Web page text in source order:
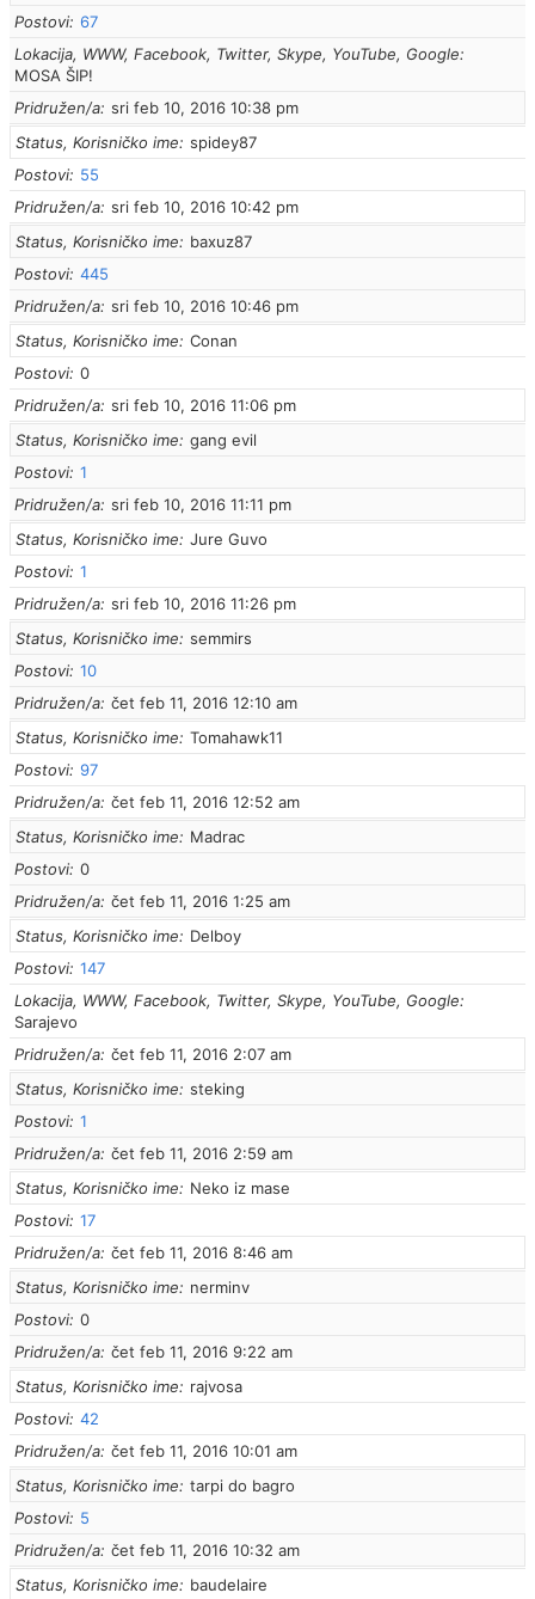
Postovi 67
Lokacija, WWW, Facebook, Twitter, Skype, YouTube, Google
MOSA ŠIP!
Pridružen/a sri feb 10, 2016 10:38 pm
Status, Korisničko ime
spidey87
Postovi
55
Pridružen/a sri feb 10, 2016 10:42 pm
Status, Korisničko ime
baxuz87
Postovi 445
Pridružen/a sri feb 10, 2016 10:46 pm
Status, Korisničko ime
Conan
Postovi 0
Pridružen/a sri feb 10, 2016 11:06 pm
Status, Korisničko ime
gang evil
Postovi 1
Pridružen/a sri feb 10, 2016 11:11 pm
Status, Korisničko ime
Jure Guvo
Postovi 1
Pridružen/a sri feb 10, 2016 11:26 pm
Status, Korisničko ime
semmirs
Postovi 10
Pridružen/a čet feb 11, 2016 12:10 am
Status, Korisničko ime
Tomahawk11
Postovi 97
Pridružen/a čet feb 11, 2016 12:52 am
Status, Korisničko ime
Madrac
Postovi 0
Pridružen/a čet feb 11, 2016 1:25 am
Status, Korisničko ime
Delboy
Postovi 147
Lokacija, WWW, Facebook, Twitter, Skype, YouTube, Google
Sarajevo
Pridružen/a čet feb 11, 2016 2:07 am
Status, Korisničko ime
steking
Postovi 1
Pridružen/a čet feb 11, 2016 2:59 am
Status, Korisničko ime
Neko iz mase
Postovi 17
Pridružen/a čet feb 11, 2016 8:46 am
Status, Korisničko ime
nerminv
Postovi 0
Pridružen/a čet feb 11, 2016 9:22 am
Status, Korisničko ime
rajvosa
Postovi 42
Pridružen/a čet feb 11, 2016 10:01 am
Status, Korisničko ime
tarpi do bagro
Postovi
5
Pridružen/a čet feb 11, 2016 10:32 am
Status, Korisničko ime
baudelaire